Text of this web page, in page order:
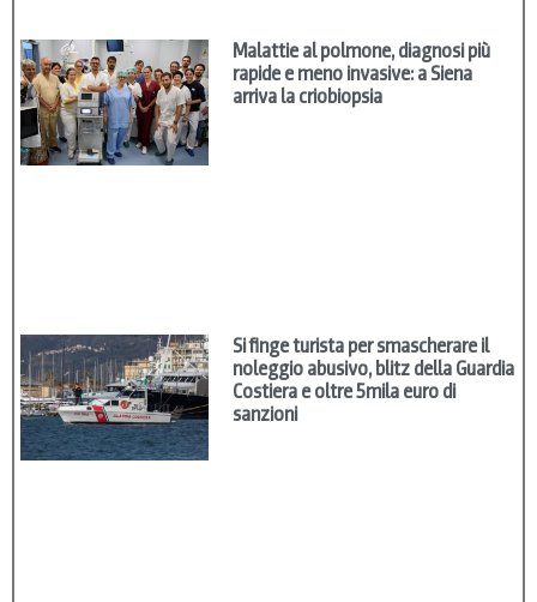
Malattie al polmone, diagnosi più
rapide e meno invasive: a Siena
arriva la criobiopsia
Si finge turista per smascherare il
noleggio abusivo, blitz della Guardia
Costiera e oltre 5mila euro di
sanzioni